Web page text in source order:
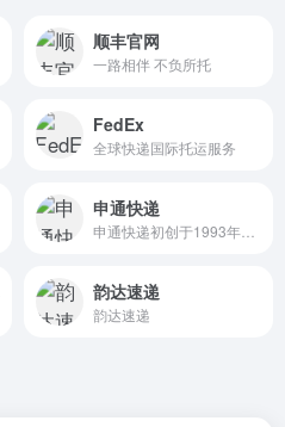
顺丰官网
一路相伴 不负所托
FedEx
全球快递国际托运服务
申通快递
韵达速递
韵达速递